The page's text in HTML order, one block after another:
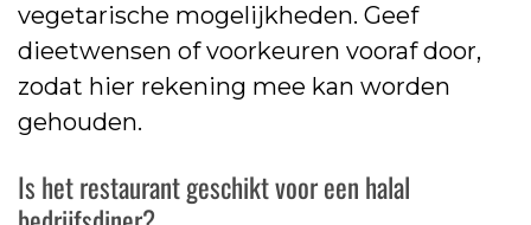
vegetarische mogelijkheden. Geef
dieetwensen of voorkeuren vooraf door,
zodat hier rekening mee kan worden
gehouden.
Is het restaurant geschikt voor een halal